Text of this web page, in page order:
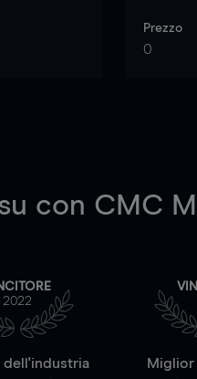
Prezzo
0
con CMC
2022
dell'industria
Miglior